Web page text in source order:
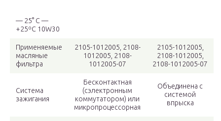
— 25° С —
+25ºС 10W30
Применяемые
масляные
фильтра
2105-1012005, 2108-
1012005, 2108-
1012005-07
2105-1012005,
2108-1012005,
2108-1012005-07
Система
зажигания
Бесконтактная
(сэлектронным
коммутатором) или
микропроцессорная
Объединена с
системой
впрыска